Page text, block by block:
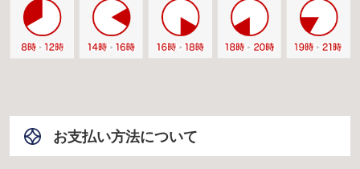
お支払い方法について